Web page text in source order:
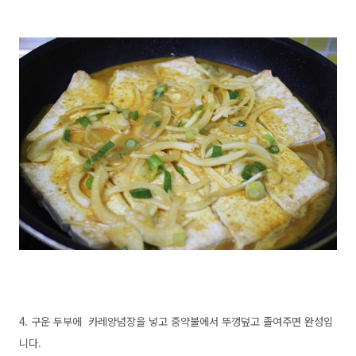
4. 구운 두부에 카레양념장을 넣고 중약불에서 뚜껑덮고 졸여주면 완성입
니다.